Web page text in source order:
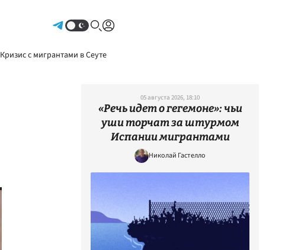
Кризис с мигрантами в Сеуте
05 августа 2026, 18:10
«Речь идет о гегемоне»: чьи
уши торчат за штурмом
Испании мигрантами
Николай Гастелло